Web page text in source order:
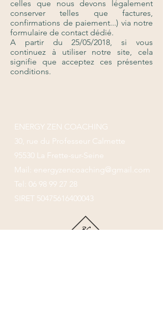
celles que nous devons légalement
conserver telles que factures,
confirmations de paiement...) via notre
formulaire de contact dédié.
A partir du 25/05/2018, si vous
continuez à utiliser notre site, cela
signifie que acceptez ces présentes
conditions.
ENERGY ZEN COACHING
30, rue du Professeur Calmette
95530 La Frette-sur-Seine
Mail: energyzencoaching@gmail.com
Tel: 06 98 99 27 28
SIRET 50475616400043